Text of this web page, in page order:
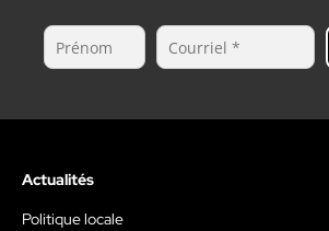
Actualités
Politique locale